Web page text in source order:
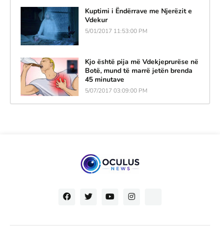
Kuptimi i Ëndërrave me Njerëzit e
Vdekur
5/01/2017 11:53:00 PM
Kjo është pija më Vdekjeprurëse në
Botë, mund të marrë jetën brenda
45 minutave
5/07/2017 03:09:00 PM